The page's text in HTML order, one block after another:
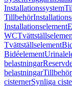
Installationssystem
Tillbehör
Installationselement
WC
Tvättställselement
Bidéelement
belastningar
belastningarTillbehör
cisternerSynliga